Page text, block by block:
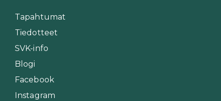
Tapahtumat
Tiedotteet
SVK-info
Blogi
Facebook
Instagram